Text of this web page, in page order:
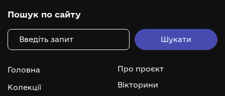
Пошук по сайту
Головна
Колекції
Про проєкт
Вікторини